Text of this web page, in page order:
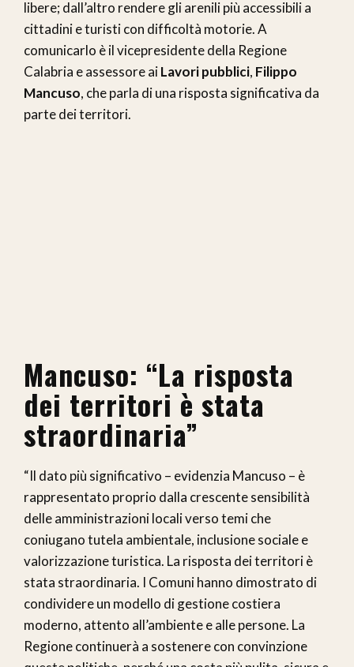
libere; dall’altro rendere gli arenili più accessibili a
cittadini e turisti con difficoltà motorie. A
comunicarlo è il vicepresidente della Regione
Calabria e assessore aiLavori pubblici, Filippo
Mancuso, che parla di una risposta significativa da
parte dei territori.
Mancuso: “La risposta
dei territori è stata
straordinaria”
“Il dato più significativo – evidenzia Mancuso – è
rappresentato proprio dalla crescente sensibilità
delle amministrazioni locali verso temi che
coniugano tutela ambientale, inclusione sociale e
valorizzazione turistica. La risposta dei territori è
stata straordinaria. I Comuni hanno dimostrato di
condividere un modello di gestione costiera
moderno, attento all’ambiente e alle persone. La
Regione continuerà a sostenere con convinzione